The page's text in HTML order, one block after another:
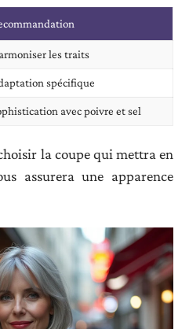
les traits
spécifique
avec poivre et sel
la coupe qui mettra en
assurera une apparence